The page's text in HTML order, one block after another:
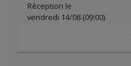
Réception le
vendredi 14/08 (09:00)